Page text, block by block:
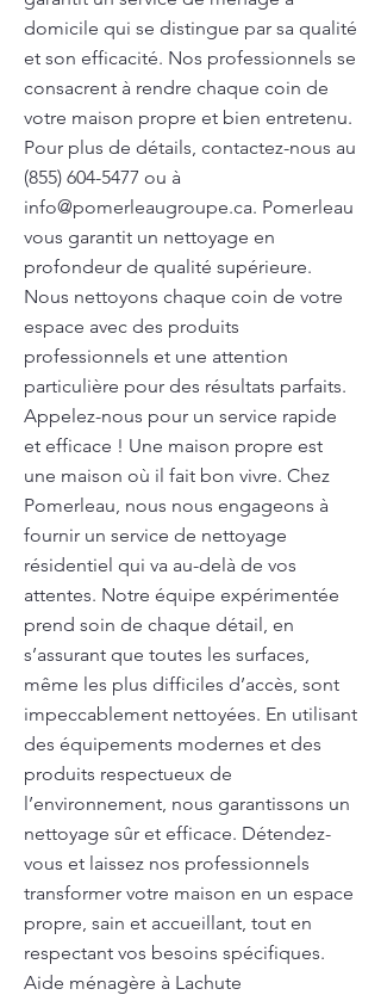
domicile qui se distingue par sa qualité
et son efficacité. Nos professionnels se
consacrent à rendre chaque coin de
votre maison propre et bien entretenu.
Pour plus de détails, contactez-nous au
(855) 604-5477 ou à
info@pomerleaugroupe.ca. Pomerleau
vous garantit un nettoyage en
profondeur de qualité supérieure.
Nous nettoyons chaque coin de votre
espace avec des produits
professionnels et une attention
particulière pour des résultats parfaits.
Appelez-nous pour un service rapide
et efficace ! Une maison propre est
une maison où il fait bon vivre. Chez
Pomerleau, nous nous engageons à
fournir un service de nettoyage
résidentiel qui va au-delà de vos
attentes. Notre équipe expérimentée
prend soin de chaque détail, en
s’assurant que toutes les surfaces,
même les plus difficiles d’accès, sont
impeccablement nettoyées. En utilisant
des équipements modernes et des
produits respectueux de
l’environnement, nous garantissons un
nettoyage sûr et efficace. Détendez-
vous et laissez nos professionnels
transformer votre maison en un espace
propre, sain et accueillant, tout en
respectant vos besoins spécifiques.
Aide ménagère à Lachute